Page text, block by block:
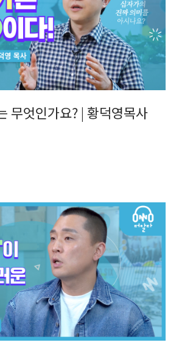
무엇인가요? | 황덕영목사